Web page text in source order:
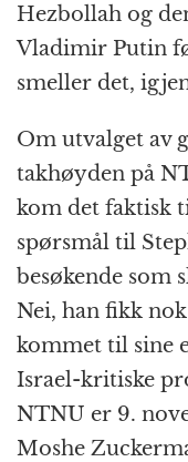
Hezbollah og
Vladimir Putin
smeller det,
Om utvalget av
takhøyden på
kom det faktisk
spørsmål til
besøkende som
Nei, han fikk
kommet til sine
Israel-kritiske
NTNU er 9.
Moshe